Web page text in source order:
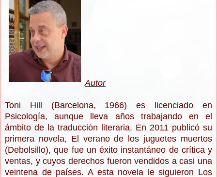
Autor
Toni Hill (Barcelona, 1966) es licenciado en
Psicología, aunque lleva años trabajando en el
ámbito de la traducción literaria. En 2011 publicó su
primera novela, El verano de los juguetes muertos
(Debolsillo), que fue un éxito instantáneo de crítica y
ventas, y cuyos derechos fueron vendidos a casi una
veintena de países. A esta novela le siguieron Los